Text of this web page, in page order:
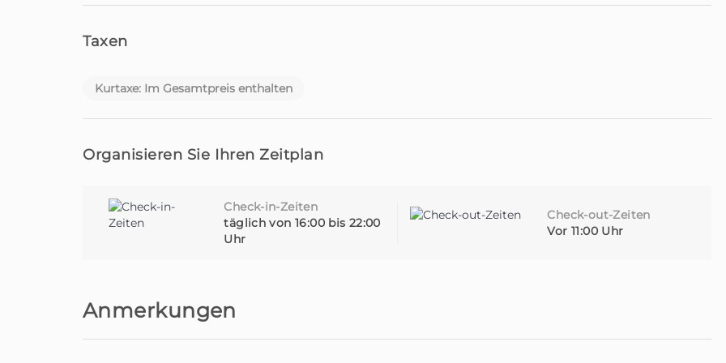
Taxen
Kurtaxe: Im Gesamtpreis enthalten
Organisieren Sie Ihren Zeitplan
Check-in-Zeiten
täglich von 16:00 bis 22:00
Uhr
Check-out-Zeiten
Vor 11:00 Uhr
Anmerkungen